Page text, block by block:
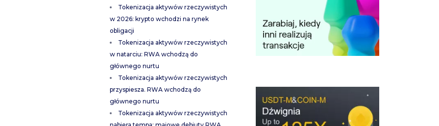
Tokenizacja aktywów rzeczywistych
w 2026: krypto wchodzi na rynek
obligacji
Tokenizacja aktywów rzeczywistych
w natarciu: RWA wchodzą do
głównego nurtu
Tokenizacja aktywów rzeczywistych
przyspiesza. RWA wchodzą do
głównego nurtu
Tokenizacja aktywów rzeczywistych